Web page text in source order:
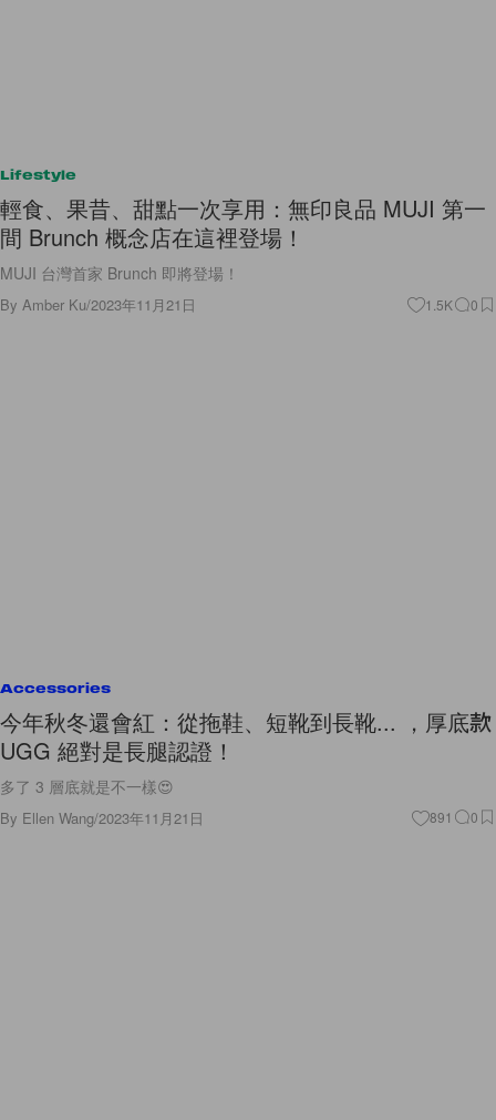
Lifestyle
輕食、果昔、甜點一次享用：無印良品 MUJI 第一
間 Brunch 概念店在這裡登場！
MUJI 台灣首家 Brunch 即將登場！
By Amber Ku/2023年11月21日 1.5K 0
Accessories
今年秋冬還會紅：從拖鞋、短靴到長靴... ，厚底款
UGG 絕對是長腿認證！
多了 3 層底就是不一樣😍
By Ellen Wang/2023年11月21日 891 0